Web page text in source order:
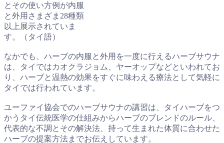
とその使い方例が内服
と外用さまざま28種類
以上展示されていま
す。（タイ語）
なかでも、ハーブの内服と外用を一度に行えるハーブサウナ
は、タイではカオクラジョム、ヤーオップなどといわれてお
り、ハーブと温熱の効果をすぐに味わえる療法として気軽に
タイでは行われています。
ユーファイ協会でのハーブサウナの講習は、タイハーブをつ
かうタイ伝統医学の仕組みからハーブのブレンドのルール、
代表的な不調とその解決法、持って生まれた体質に合わせた
ハーブの提案方法までお伝えしています。